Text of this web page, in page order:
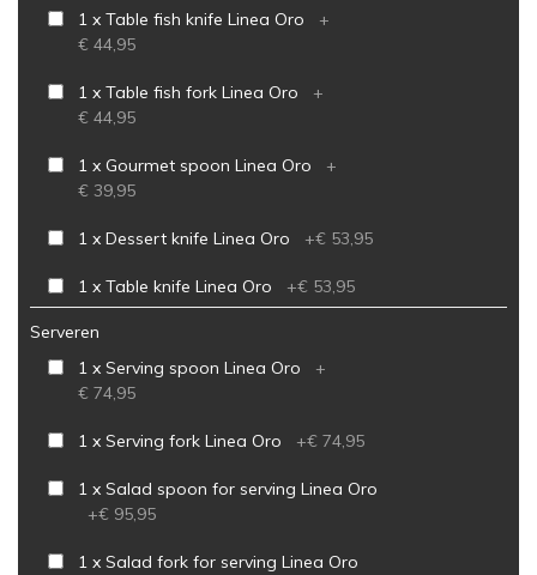
1 x Table fish knife Linea Oro +
€ 44,95
1 x Table fish fork Linea Oro +
€ 44,95
1 x Gourmet spoon Linea Oro +
€ 39,95
1 x Dessert knife Linea Oro +€ 53,95
1 x Table knife Linea Oro +€ 53,95
Serveren
1 x Serving spoon Linea Oro +
€ 74,95
1 x Serving fork Linea Oro +€ 74,95
1 x Salad spoon for serving Linea Oro
+€ 95,95
1 x Salad fork for serving Linea Oro